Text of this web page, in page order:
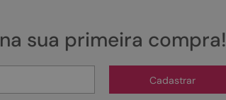
na sua primeira compra!
Cadastrar